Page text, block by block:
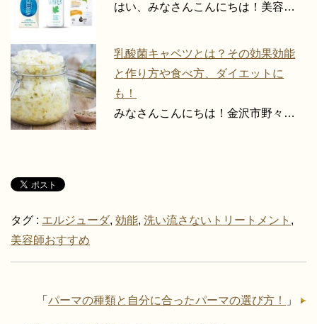
はい、みなさんこんにちは！美容…
乳酸菌キャベツとは？その効果効能
と作り方や食べ方、ダイエットに
も！
みなさんこんにちは！金沢市野々…
タグ : エルジューダ, 効能, 洗い流さないトリートメント ,
美容師おすすめ
「 パーマの種類と自分に合ったパーマの選び方！ 」